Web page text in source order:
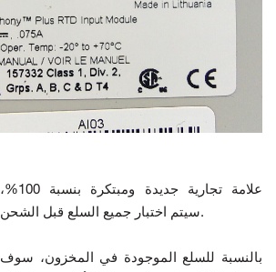
علامة تجارية جديدة ومبتكرة بنسبة 100%،
سيتم اختبار جميع السلع قبل الشحن.
بالنسبة للسلع الموجودة في المخزون، سوف